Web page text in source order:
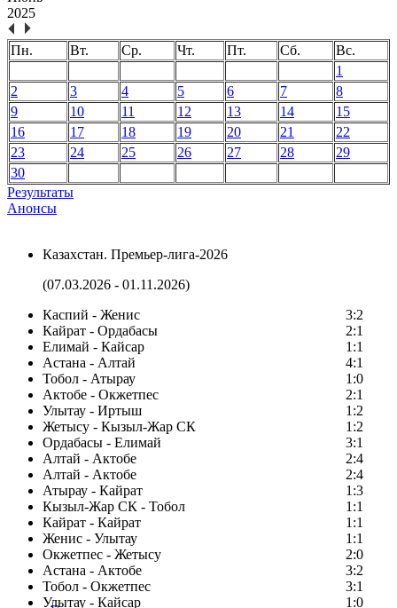
2025
Пн. Вт. Ср. Чт. Пт. Сб.
Вс.
1
2
3 4 5 6 7
8
9
10 11 12 13 14
15
16
17 18 19 20 21
22
23
24 25 26 27 28
29
30
Результаты
Анонсы
Казахстан. Премьер-лига-2026
(07.03.2026 - 01.11.2026)
Каспий - Женис
3:2
Кайрат - Ордабасы
2:1
Елимай - Кайсар
1:1
Астана - Алтай
4:1
Тобол - Атырау
1:0
Актобе - Окжетпес
2:1
Улытау - Иртыш
1:2
Жетысу - Кызыл-Жар СК
1:2
Ордабасы - Елимай
3:1
Алтай - Актобе
2:4
Алтай - Актобе
2:4
Атырау - Кайрат
1:3
Кызыл-Жар СК - Тобол
1:1
Кайрат - Кайрат
1:1
Женис - Улытау
1:1
Окжетпес - Жетысу
2:0
Астана - Актобе
3:2
Тобол - Окжетпес
3:1
Улытау - Кайсар
1:0